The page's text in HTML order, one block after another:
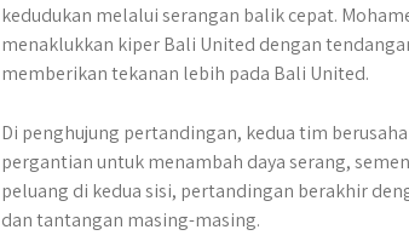
kedudukan melalui serangan balik cepat.
menaklukkan kiper Bali United dengan
memberikan tekanan lebih pada Bali United.
Di penghujung pertandingan, kedua tim
pergantian untuk menambah daya serang,
peluang di kedua sisi, pertandingan berakhir
dan tantangan masing-masing.